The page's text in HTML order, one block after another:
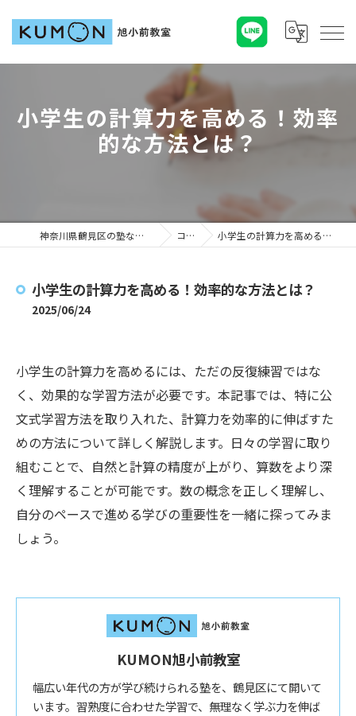
小学生の計算力を高める！効率
的な方法とは？
神奈川県鶴見区の塾ならKUMON旭小前教室 コラム 小学生の計算力を高める！効率的な方法とは？
小学生の計算力を高める！効率的な方法とは？
2025/06/24
小学生の計算力を高めるには、ただの反復練習ではな
く、効果的な学習方法が必要です。本記事では、特に公
文式学習方法を取り入れた、計算力を効率的に伸ばすた
めの方法について詳しく解説します。日々の学習に取り
組むことで、自然と計算の精度が上がり、算数をより深
く理解することが可能です。数の概念を正しく理解し、
自分のペースで進める学びの重要性を一緒に探ってみま
しょう。
KUMON旭小前教室
幅広い年代の方が学び続けられる塾を、鶴見区にて開いて
います。習熟度に合わせた学習で、無理なく学ぶ力を伸ば